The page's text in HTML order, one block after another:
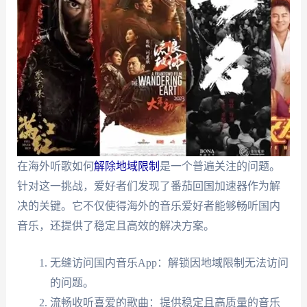
在海外听歌如何解除地域限制 是一个普遍关注的问题。
针对这一挑战，爱好者们发现了番茄回国加速器作为解
决的关键。它不仅使得海外的音乐爱好者能够畅听国内
音乐，还提供了稳定且高效的解决方案。
无缝访问国内音乐App：解锁因地域限制无法访问
的问题。
流畅收听喜爱的歌曲：提供稳定且高质量的音乐